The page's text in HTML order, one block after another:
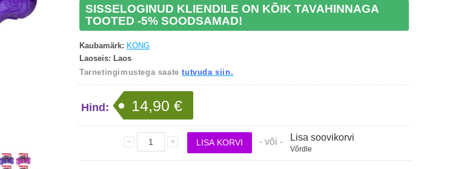
SISSELOGINUD KLIENDILE ON KÕIK TAVAHINNAGA
TOOTED -5% SOODSAMAD!
Kaubamärk: KONG
Laoseis: Laos
Tarnetingimustega saatetutvuda siin.
Hind: 14,90 €
- või - Lisa soovikorvi
Võrdle